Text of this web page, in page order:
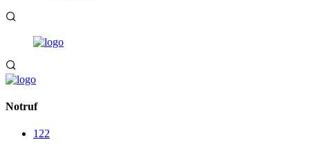
Notruf
122